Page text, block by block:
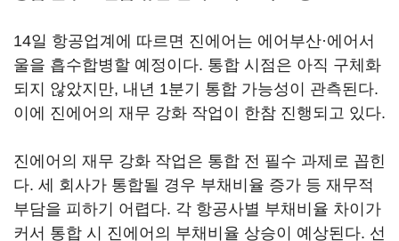
14일 항공업계에 따르면 진에어는 에어부산·에어서
울을 흡수합병할 예정이다. 통합 시점은 아직 구체화
되지 않았지만, 내년 1분기 통합 가능성이 관측된다.
이에 진에어의 재무 강화 작업이 한참 진행되고 있다.
진에어의 재무 강화 작업은 통합 전 필수 과제로 꼽힌
다. 세 회사가 통합될 경우 부채비율 증가 등 재무적
부담을 피하기 어렵다. 각 항공사별 부채비율 차이가
커서 통합 시 진에어의 부채비율 상승이 예상된다. 선